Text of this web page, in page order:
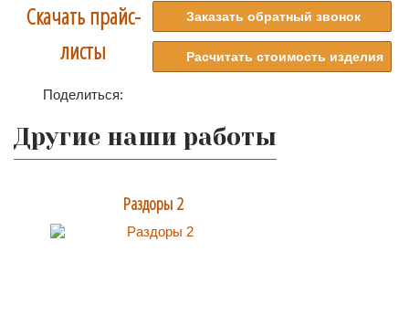
Скачать прайс-
листы
Поделиться:
Заказать обратный звонок
Расчитать стоимость изделия
Другие наши работы
Раздоры 2